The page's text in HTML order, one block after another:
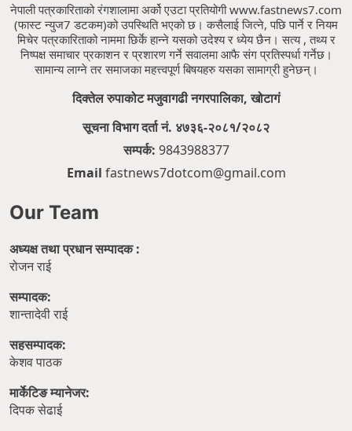
नेपाली पत्रकारिताको रंगशालामा अर्को एउटा प्रतियोगी www.fastnews7.com
(फास्ट न्युज7 डटकम)को उपस्थिति भएको छ।कसैलाई जित्ने, पछि पार्ने र नियम
मिचेर पत्रकारिताको नाममा छिर्के हान्ने यसको उदेश्य र ध्येय छैन।सत्य , तथ्य र
निष्पक्ष समाचार प्रकाशन र प्रशारण गर्ने सवालमा आफै संग प्रतिस्पर्धा गर्नेछ।
सामान्य लाग्ने तर समाजका महत्त्वपूर्ण बिषयहरु यसका सामाग्री हुनेछन्।
दिक्तेल रुपाकोट मजुवागढी नगरपालिका, खोटागं
सूचना विभाग दर्ता नं. ४७३६-२०८१/२०८२
सम्पर्क: 9843988377
Email fastnews7dotcom@gmail.com
Our Team
अध्यक्ष तथा प्रधान सम्पादक :
रोजन राई
सम्पादक:
शान्तादेवी राई
सहसम्पादक:
केशव पाठक
मार्केटिङ म्यानेजर:
दिपक सेढाई